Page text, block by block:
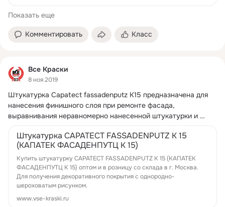
Показать еще
Комментировать Класс
Все Краски
8 ноя 2019
Штукатурка Capatect fassadenputz K15 предназначена для
нанесения финишного слоя при ремонте фасада,
выравнивания неравномерно нанесенной штукатурки и
Штукатурка CAPATECT FASSADENPUTZ К 15
(КАПАТЕК ФАСАДЕНПУТЦ К 15)
Купить штукатурку CAPATECT FASSADENPUTZ К 15 (КАПАТЕК
ФАСАДЕНПУТЦ К 15) оптом и в розницу со склада в г. Москва.
Для получения декоративного покрытия с однородно-
шероховатым рисунком.
www.vse-kraski.ru